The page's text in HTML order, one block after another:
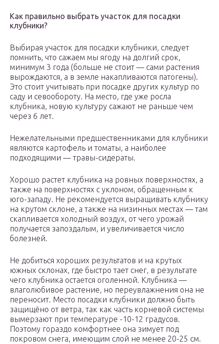
Как правильно выбрать участок для посадки
клубники?
Выбирая участок для посадки клубники, следует
помнить, что сажаем мы ягоду на долгий срок,
минимум 3 года (больше не стоит — сами растения
вырождаются, а в земле накапливаются патогены).
Это стоит учитывать при посадке других культур по
саду и севообороту. На место, где уже росла
клубника, новую культуру сажают не раньше чем
через 6 лет.
Нежелательными предшественниками для клубники
являются картофель и томаты, а наиболее
подходящими — травы-сидераты.
Хорошо растет клубника на ровных поверхностях, а
также на поверхностях с уклоном, обращенным к
юго-западу. Не рекомендуется выращивать клубнику
на крутом склоне, а также на низинных местах — там
скапливается холодный воздух, от чего урожай
получается запоздалым, и увеличивается число
болезней.
Не добиться хороших результатов и на крутых
южных склонах, где быстро тает снег, в результате
чего клубника остается оголенной. Клубника —
влаголюбивое растение, но переувлажнения она не
переносит. Место посадки клубники должно быть
защищёно от ветра, так как часть корневой системы
вымерзают при температуре -10-12 градусов.
Поэтому гораздо комфортнее она зимует под
покровом снега, имеющим слой не менее 20-25 см.